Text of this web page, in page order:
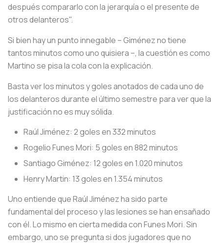
después compararlo con la jerarquía o el presente de
otros delanteros".
Si bien hay un punto innegable – Giménez no tiene
tantos minutos como uno quisiera –, la cuestión es como
Martino se pisa la cola con la explicación.
Basta ver los minutos y goles anotados de cada uno de
los delanteros durante el último semestre para ver que la
justificación no es muy sólida.
Raúl Jiménez: 2 goles en 332 minutos
Rogelio Funes Mori: 5 goles en 882 minutos
Santiago Giménez: 12 goles en 1.020 minutos
Henry Martin: 13 goles en 1.354 minutos
Uno entiende que Raúl Jiménez ha sido parte
fundamental del proceso y las lesiones se han ensañado
con él. Lo mismo en cierta medida con Funes Mori. Sin
embargo, uno se pregunta si dos jugadores que no